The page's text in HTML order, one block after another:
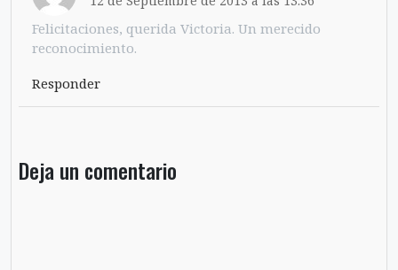
Felicitaciones, querida Victoria. Un merecido
reconocimiento.
Responder
Deja un comentario